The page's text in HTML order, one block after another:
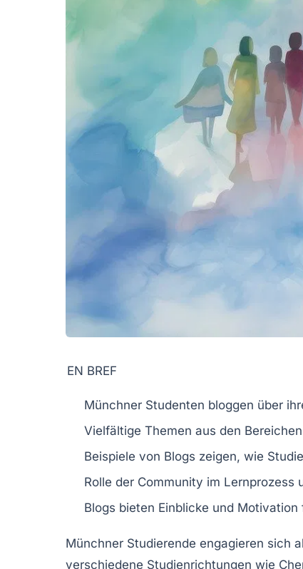
EN BREF
Münchner Studenten bloggen über
Vielfältige Themen aus den Bereichen
Beispiele von Blogs zeigen, wie
Rolle der Community im Lernprozess
Blogs bieten Einblicke und Motivation
Münchner Studierende engagieren sich
verschiedene Studienrichtungen wie